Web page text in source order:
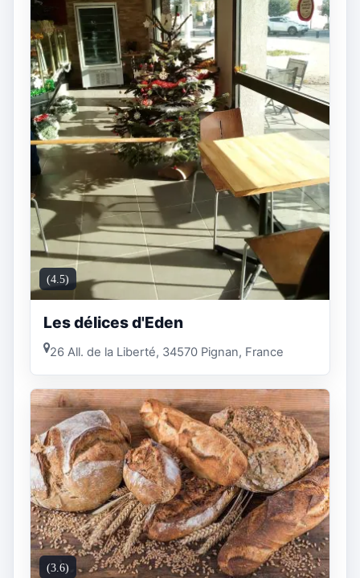
(4.5)
Les délices d'Eden
26 All. de la Liberté, 34570 Pignan, France
(3.6)